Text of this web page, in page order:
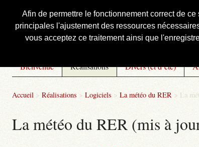
Afin de permettre le fonctionnement correct de
principales l'ajustement des ressources
vous acceptez ce traitement ainsi que
Courbis, « LE » Blog
Bienvenue Réalisations Divers (et d’été)
Accueil > Réalisations > Logiciels > La météo du RER > La
La météo du RER (mis à